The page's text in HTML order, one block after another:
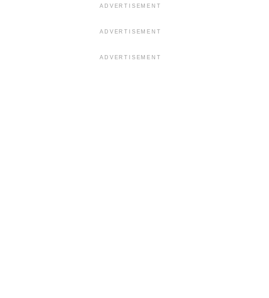
ADVERTISEMENT
ADVERTISEMENT
ADVERTISEMENT